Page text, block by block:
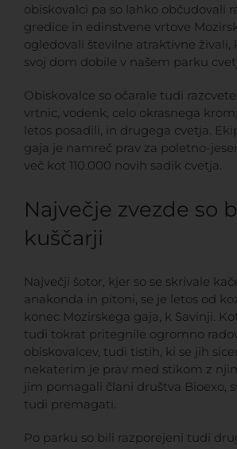
obiskovalci pa so lahko občudovali
gredice in edinstvene vrtove
ogledovali številne atraktivne živali,
svoj dom dobile v našem parku
Obiskovalce so očarale tudi
vrtnic, vodenk, celo okrasnega
letos posadili, in drugega cvetja.
gaja je namreč prav za poletno-
več kot 110.000 novih sadik cvetja.
Največje zvezde so
kuščarji
Največji šotor, kjer so se skrivale
anakonda in pitoni, se je letos od
konec Mozirskega gaja, k Savinji.
tudi tokrat pritegnile ogromno
obiskovalcev, tudi tistih, ki se jih
nekaterim je prav med stikom z
jim pomagali člani društva Bioexo,
tudi premagati.
Po parku so bili razporejeni tudi